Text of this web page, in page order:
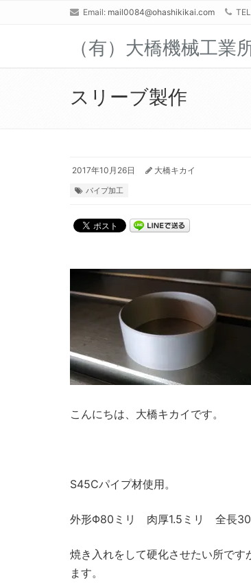
Email: mail0084@ohashikikai.com
（有）大橋機械工業
スリーブ製作
2017年10月26日 大橋キカイ
パイプ加工
こんにちは、大橋キカイです。
S45Cパイプ材使用。
外形Φ80ミリ 肉厚1.5ミリ 全長30
焼き入れをして硬化させたい所で
ます。